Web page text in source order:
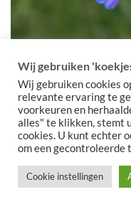
UITVERKOCHT
Copyright
Wij gebruiken
Wij gebruiken cookies
relevante ervaring te
voorkeuren en
alles" te klikken, stemt
cookies. U kunt echter
om een gecontroleerde
Cookie instellingen